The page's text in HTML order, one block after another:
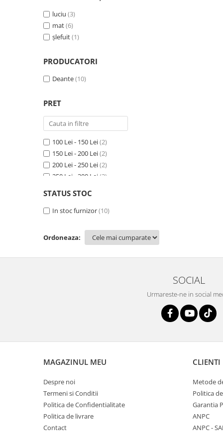
Suport periute dinti
Suport hartie igienica
Dozator sapun
Cuiere si suporti prosop
Accesorii diverse
60(1)
luciu (3)
mat(6)
șlefuit(1)
PRODUCATORI
Deante(10)
PRET
100 Lei - 150 Lei(2)
150 Lei - 200 Lei(2)
200 Lei - 250 Lei(2)
250 Lei - 300 Lei (2)
500 Lei - 750 Lei
STATUS STOC
In stoc furnizor(10)
Ordoneaza:
SOCIAL
Urmareste-ne in social
MAGAZINUL MEU
Despre noi
Termeni si Conditii
Politica de Confidentialitate
Politica de livrare
Contact
CLIENTI
Metode
Politica
Garantia
ANPC
ANPC -